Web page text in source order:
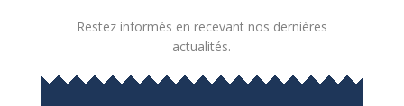
Restez informés en recevant nos dernières
actualités.